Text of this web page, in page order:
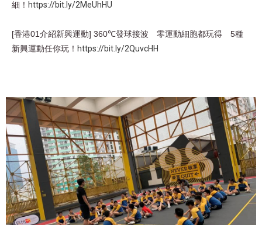
細！ https://bit.ly/2MeUhHU
[香港01介紹新興運動] 360℃發球接波 零運動細胞都玩得 5種
新興運動任你玩！ https://bit.ly/2QuvcHH